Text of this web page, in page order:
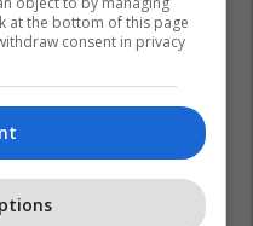
at the bottom of this page
consent in privacy